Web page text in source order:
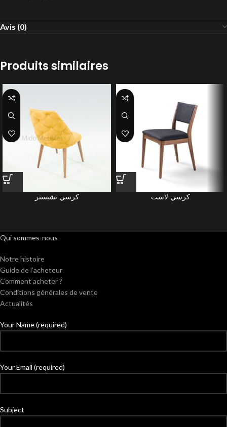
Avis (0)
Produits similaires
كرسي تشيستر كرسي لاست
Qui sommes-nous
Notre histoire
Guide de l’acheteur
Comment acheter ?
Conditions générales de vente
Actualités
Your Name (required)
Your Email (required)
Subject